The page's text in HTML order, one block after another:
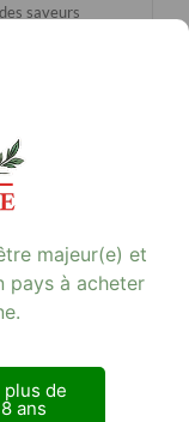
saveurs
est
qualité
compromis.
.
majeur(e) et
pays à acheter
plus de
ans